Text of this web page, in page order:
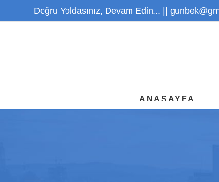
to
Doğru Yoldasınız, Devam Edin... ||
ANASAYFA